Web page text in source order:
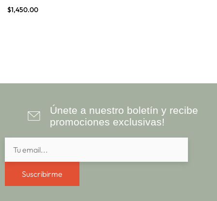
$1,450.00
Únete a nuestro boletín y recibe
promociones exclusivas!
Suscribirme